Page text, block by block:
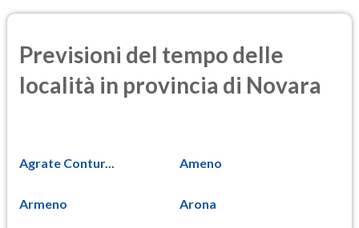
Previsioni del tempo delle
località in provincia di Novara
Agrate Contur... Ameno
Armeno Arona